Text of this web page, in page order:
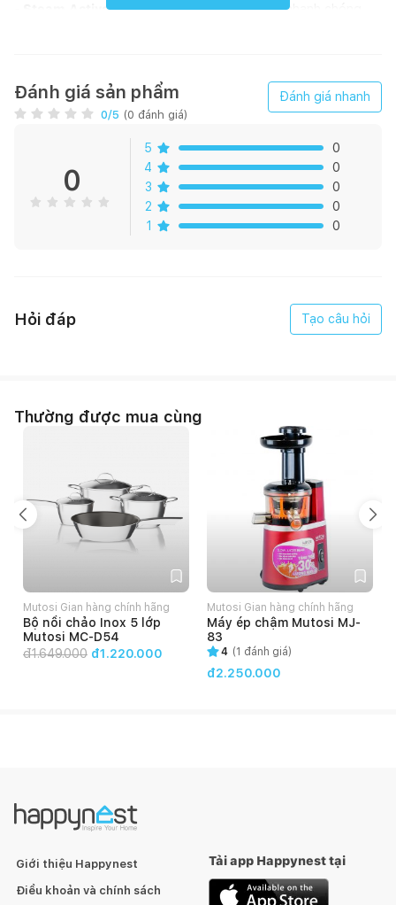
Activechiên, nướng, hấp thực phẩm nhanh chóng.
Thương hiệu Mutosi - Việt Nam, sản xuất tại Trung Quốc.
Thông tin sản phẩm
Nồi chiên không dầu kiêm hấp Mutosi MF-S102 7 lít tích hợp
công nghệ làm nóng Rapid Air - Steam Active giúp chiên,
nướng, hấp thực phẩm chín ngon, bổ dưỡng, hạn chế chất
béo, nấu ăn nhanh với công suất mạnh mẽ 1700W, thiết lập
nhiều chương trình cài đặt sẵn tùy chọn theo nhu cầu của bạn.
Dung tích - Công suất
Đánh giá sản phẩm
0/5 (0 đánh giá)
Đánh giá nhanh
0
5
0
4
0
3
0
2
0
1
0
Hỏi đáp Tạo câu hỏi
Thường được mua cùng
Mutosi Gian hàng chính hãng
Bộ nồi chảo Inox 5 lớp
Mutosi MC-D54
đ1.649.000 đ1.220.000
Mutosi Gian hàng chính hãng
Máy ép chậm Mutosi MJ-
83
4 (1 đánh giá)
đ2.250.000
Giới thiệu Happynest
Điều khoản và chính sách
Tải app Happynest tại